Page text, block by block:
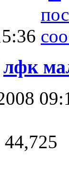
лфк